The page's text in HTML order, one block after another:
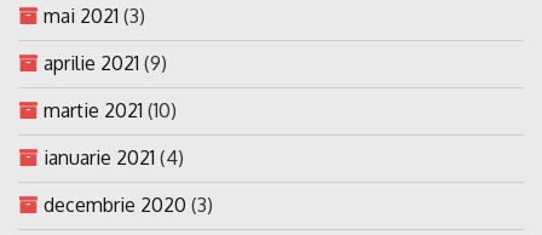
mai 2021 (3)
aprilie 2021 (9)
martie 2021 (10)
ianuarie 2021 (4)
decembrie 2020 (3)